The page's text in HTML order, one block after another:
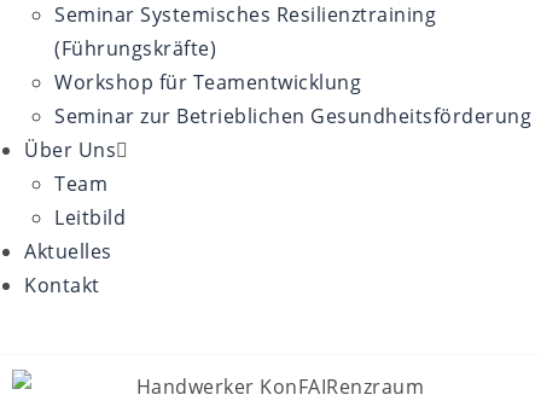
Seminar Systemisches Resilienztraining
(Führungskräfte)
Workshop für Teamentwicklung
Seminar zur Betrieblichen Gesundheitsförderung
Über Uns
Team
Leitbild
Aktuelles
Kontakt